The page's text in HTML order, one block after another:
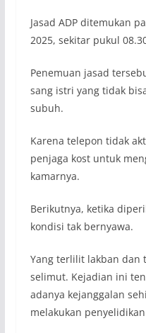
Jasad ADP ditemukan
2025, sekitar pukul
Penemuan jasad
sang istri yang tidak
subuh.
Karena telepon tidak
penjaga kost untuk
kamarnya.
Berikutnya, ketika
kondisi tak bernyawa.
Yang terlilit lakban dan
selimut. Kejadian ini
adanya kejanggalan
melakukan